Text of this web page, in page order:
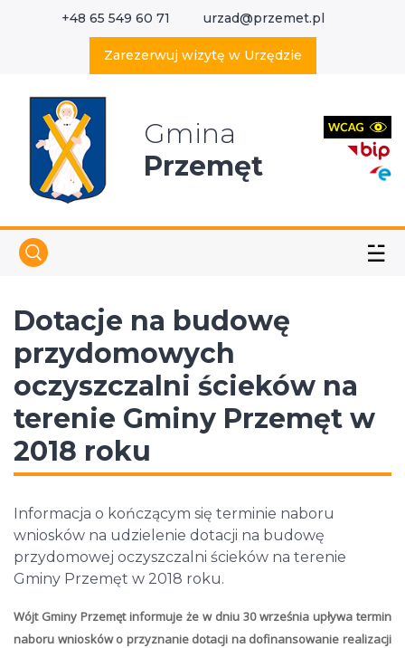
+48 65 549 60 71 urzad@przemet.pl
Zarezerwuj wizytę w Urzędzie
Gmina
Przemęt
☱
Dotacje na budowę
przydomowych
oczyszczalni ścieków na
terenie Gminy Przemęt w
2018 roku
Informacja o kończącym się terminie naboru
wniosków na udzielenie dotacji na budowę
przydomowej oczyszczalni ścieków na terenie
Gminy Przemęt w 2018 roku.
Wójt Gminy Przemęt informuje że w dniu 30 września upływa termin
naboru wniosków o przyznanie dotacji na dofinansowanie realizacji
Wyszukaj w serwisie